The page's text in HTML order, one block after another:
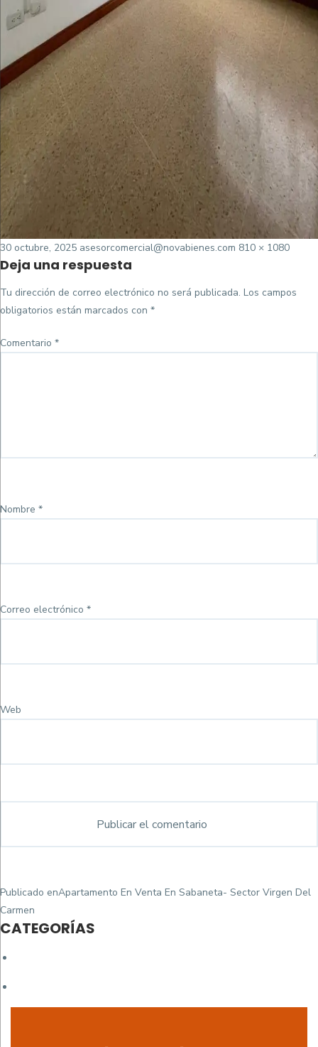
Posted
on
30 octubre, 2025 asesorcomercial@novabienes.com Tamaño
810 × 1080
Deja una respuesta
Tu dirección de correo electrónico no será publicada. Los campos
obligatorios están marcados con *
Comentario *
Nombre *
Correo electrónico *
Web
Navegación
de
entradas
Publicado enApartamento En Venta En Sabaneta- Sector Virgen Del
Carmen
CATEGORÍAS